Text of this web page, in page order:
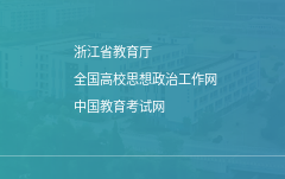
浙江省教育厅
全国高校思想政治工作网
中国教育考试网